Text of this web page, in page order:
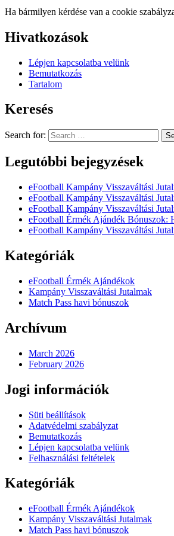
Ha bármilyen kérdése van a cookie
Hivatkozások
Lépjen kapcsolatba velünk
Bemutatkozás
Tartalom
Keresés
Search for:
Legutóbbi bejegyzések
eFootball Kampány Visszaváltási
eFootball Kampány Visszaváltási
eFootball Kampány Visszaváltási
eFootball Érmék Ajándék Bónuszok:
eFootball Kampány Visszaváltási
Kategóriák
eFootball Érmék Ajándékok
Kampány Visszaváltási Jutalmak
Match Pass havi bónuszok
Archívum
March 2026
February 2026
Jogi információk
Süti beállítások
Adatvédelmi szabályzat
Bemutatkozás
Lépjen kapcsolatba velünk
Felhasználási feltételek
Kategóriák
eFootball Érmék Ajándékok
Kampány Visszaváltási Jutalmak
Match Pass havi bónuszok